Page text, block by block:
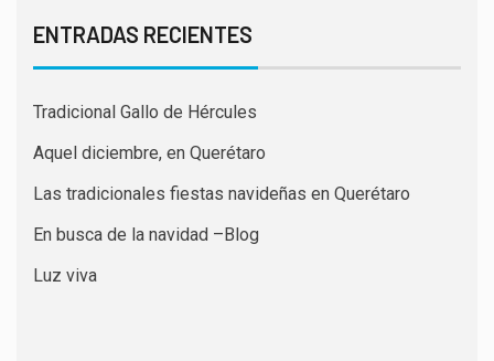
ENTRADAS RECIENTES
Tradicional Gallo de Hércules
Aquel diciembre, en Querétaro
Las tradicionales fiestas navideñas en Querétaro
En busca de la navidad –Blog
Luz viva